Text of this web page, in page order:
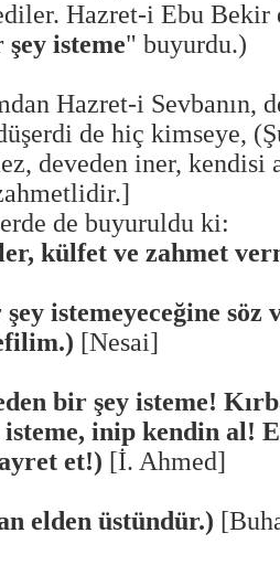
Hazret-i Ebu
isteme" buyurdu.)
Hazret-i Sevbanın,
de hiç kimseye,
deveden iner, kendisi
de buyuruldu ki:
külfet ve zahmet
istemeyeceğine söz
[Nesai]
bir şey isteme!
isteme, inip kendin al!
et!) [İ. Ahmed]
elden üstündür.)